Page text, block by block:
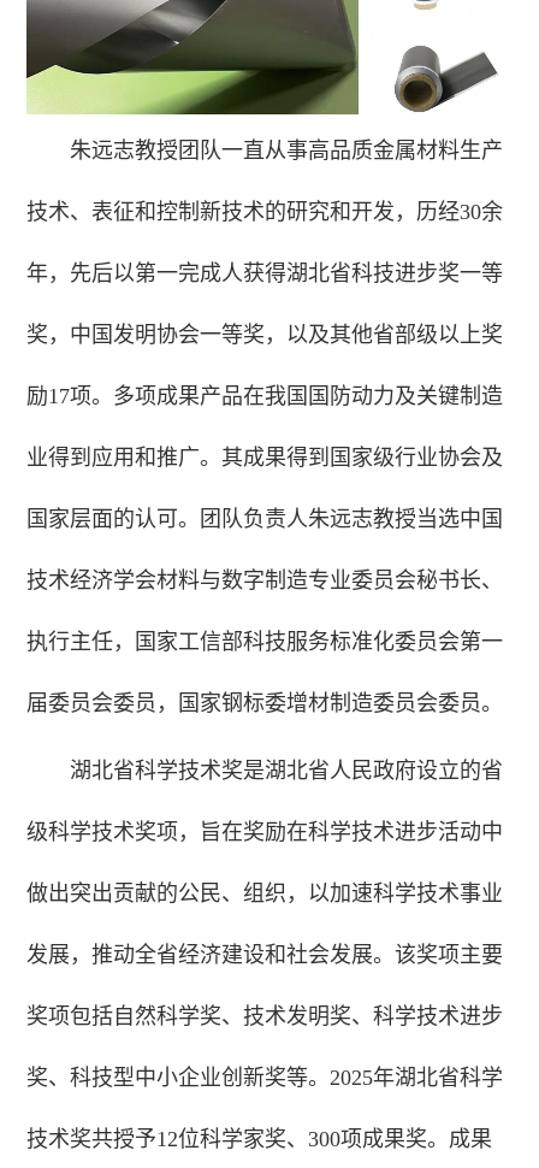
朱远志教授团队一直从事高品质金属材料生产
技术、表征和控制新技术的研究和开发，历经30余
年，先后以第一完成人获得湖北省科技进步奖一等
奖，中国发明协会一等奖，以及其他省部级以上奖
励17项。多项成果产品在我国国防动力及关键制造
业得到应用和推广。其成果得到国家级行业协会及
国家层面的认可。团队负责人朱远志教授当选中国
技术经济学会材料与数字制造专业委员会秘书长、
执行主任，国家工信部科技服务标准化委员会第一
届委员会委员，国家钢标委增材制造委员会委员。
湖北省科学技术奖是湖北省人民政府设立的省
级科学技术奖项，旨在奖励在科学技术进步活动中
做出突出贡献的公民、组织，以加速科学技术事业
发展，推动全省经济建设和社会发展。该奖项主要
奖项包括自然科学奖、技术发明奖、科学技术进步
奖、科技型中小企业创新奖等。2025年湖北省科学
技术奖共授予12位科学家奖、300项成果奖。成果